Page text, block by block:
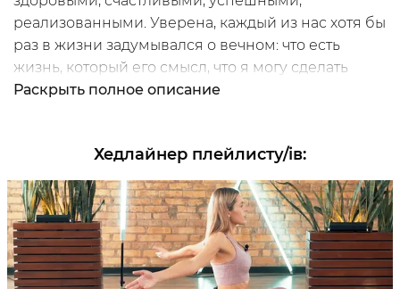
Мой
реализованными. Уверена, каждый из нас хотя бы
раз в жизни задумывался о вечном: что есть
жизнь, который его смысл, что я могу сделать
полезного для человечества и вообще кто я есть.
инструментов "найти дружбу с самим собой".
Но сначала хочу вернуть свое внимание на тело
которое нам дано от рождения, потому что так
или иначе, но именно через тело и с его
помощью можно добраться до глубинных
открытий. Именно поэтому нужно следить за
Раскрыть полное описание
Хедлайнер плейлисту/ів: